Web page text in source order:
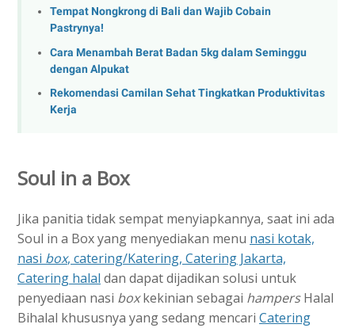
Tempat Nongkrong di Bali dan Wajib Cobain
Pastrynya!
Cara Menambah Berat Badan 5kg dalam Seminggu
dengan Alpukat
Rekomendasi Camilan Sehat Tingkatkan Produktivitas
Kerja
Soul in a Box
Jika panitia tidak sempat menyiapkannya, saat ini ada
Soul in a Box yang menyediakan menu nasi kotak,
nasi box, catering/Katering, Catering Jakarta,
Catering halal dan dapat dijadikan solusi untuk
penyediaan nasi boxkekinian sebagai hampersHalal
Bihalal khususnya yang sedang mencari Catering